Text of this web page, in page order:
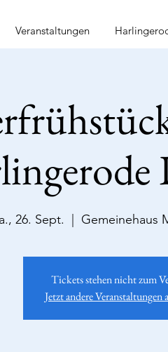
Veranstaltungen
26. Sept. Gemeinehaus
Tickets stehen nicht zum
Jetzt andere Veranstaltungen